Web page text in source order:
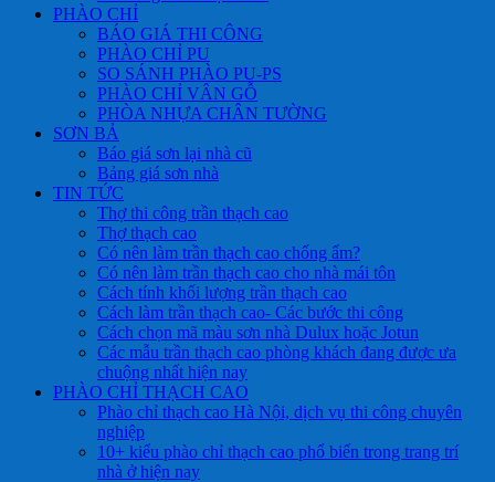
PHÀO CHỈ
BÁO GIÁ THI CÔNG
PHÀO CHỈ PU
SO SÁNH PHÀO PU-PS
PHÀO CHỈ VÂN GỖ
PHÒA NHỰA CHÂN TƯỜNG
SƠN BẢ
Báo giá sơn lại nhà cũ
Bảng giá sơn nhà
TIN TỨC
Thợ thi công trần thạch cao
Thợ thạch cao
Có nên làm trần thạch cao chống ẩm?
Có nên làm trần thạch cao cho nhà mái tôn
Cách tính khối lượng trần thạch cao
Cách làm trần thạch cao- Các bước thi công
Cách chọn mã màu sơn nhà Dulux hoặc Jotun
Các mẫu trần thạch cao phòng khách đang được ưa
chuộng nhất hiện nay
PHÀO CHỈ THẠCH CAO
Phào chỉ thạch cao Hà Nội, dịch vụ thi công chuyên
nghiệp
10+ kiểu phào chỉ thạch cao phổ biến trong trang trí
nhà ở hiện nay